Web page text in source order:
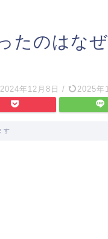
たのはなぜ
2024年12月8日 / 2025年
す